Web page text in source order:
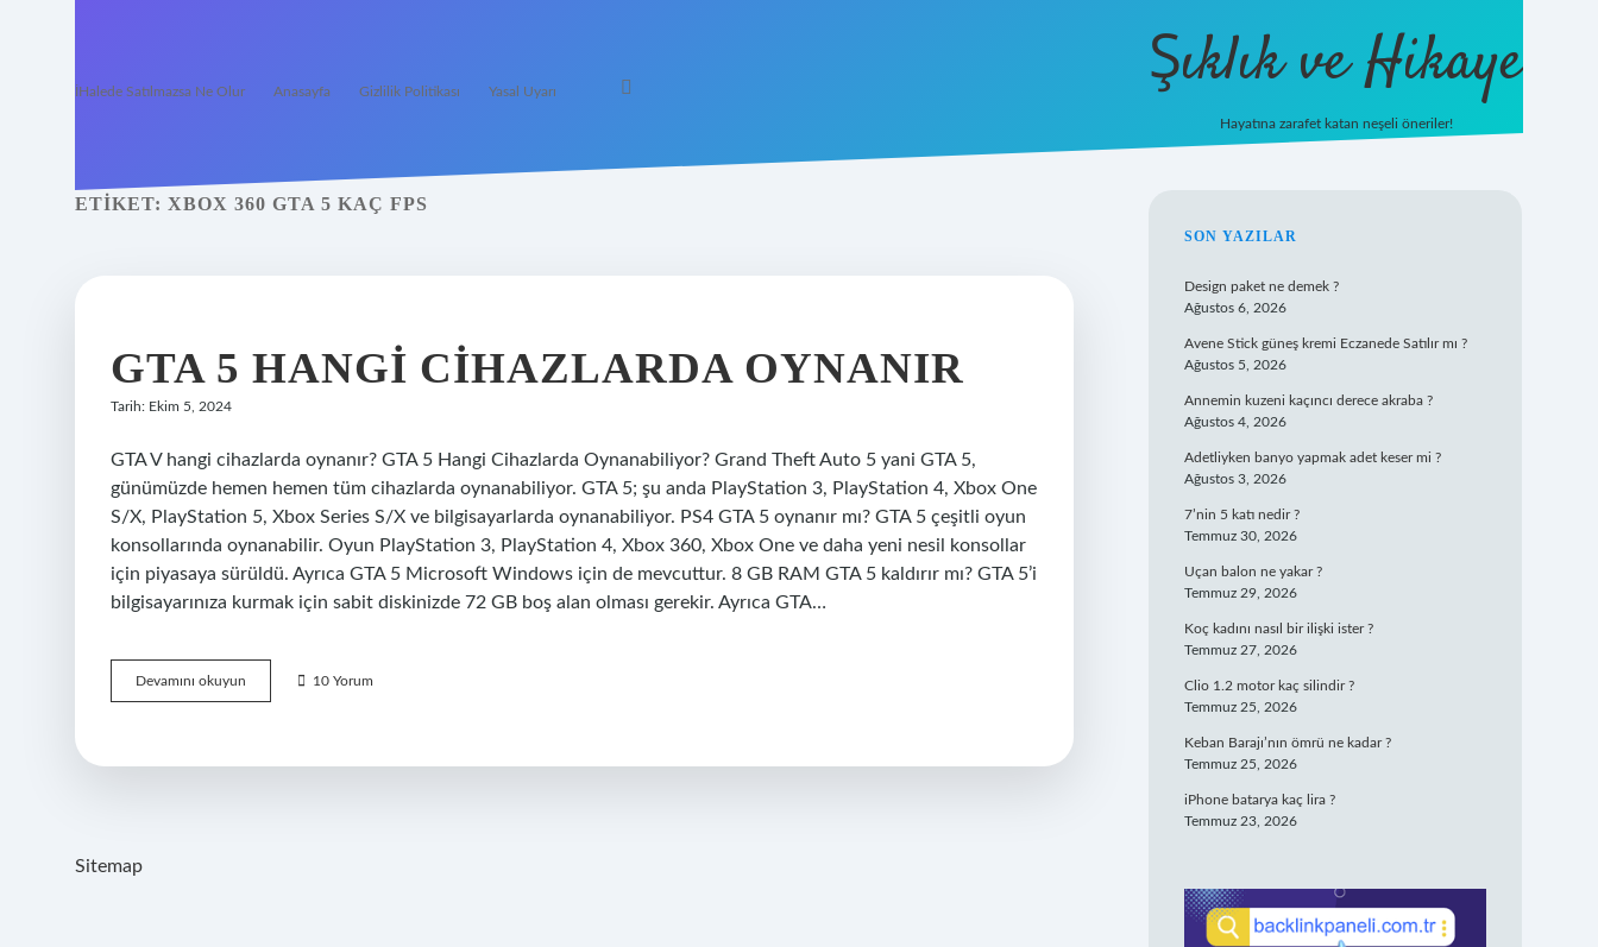
İHalede Satılmazsa Ne Olur Anasayfa Gizlilik Politikası Yasal Uyarı Şıklık ve Hikaye
Hayatına zarafet katan neşeli öneriler!
ETIKET: XBOX 360 GTA 5 KAÇ FPS
GTA 5 HANGI CIHAZLARDA OYNANIR
Tarih: Ekim 5, 2024
GTA V hangi cihazlarda oynanır? GTA 5 Hangi Cihazlarda Oynanabiliyor? Grand Theft Auto 5 yani GTA 5,
günümüzde hemen hemen tüm cihazlarda oynanabiliyor. GTA 5; şu anda PlayStation 3, PlayStation 4, Xbox One
S/X, PlayStation 5, Xbox Series S/X ve bilgisayarlarda oynanabiliyor. PS4 GTA 5 oynanır mı? GTA 5 çeşitli oyun
konsollarında oynanabilir. Oyun PlayStation 3, PlayStation 4, Xbox 360, Xbox One ve daha yeni nesil konsollar
için piyasaya sürüldü. Ayrıca GTA 5 Microsoft Windows için de mevcuttur. 8 GB RAM GTA 5 kaldırır mı? GTA 5’i
bilgisayarınıza kurmak için sabit diskinizde 72 GB boş alan olması gerekir. Ayrıca GTA…
Devamını okuyun
5
Oynanır
10 Yorum
Sitemap
SIDEBAR
SON YAZILAR
Design paket ne demek ?
Ağustos 6, 2026
Avene Stick güneş kremi Eczanede Satılır mı ?
Ağustos 5, 2026
Annemin kuzeni kaçıncı derece akraba ?
Ağustos 4, 2026
Adetliyken banyo yapmak adet keser mi ?
Ağustos 3, 2026
7’nin 5 katı nedir ?
Temmuz 30, 2026
Uçan balon ne yakar ?
Temmuz 29, 2026
Koç kadını nasıl bir ilişki ister ?
Temmuz 27, 2026
Clio 1.2 motor kaç silindir ?
Temmuz 25, 2026
Keban Barajı’nın ömrü ne kadar ?
Temmuz 25, 2026
iPhone batarya kaç lira ?
Temmuz 23, 2026